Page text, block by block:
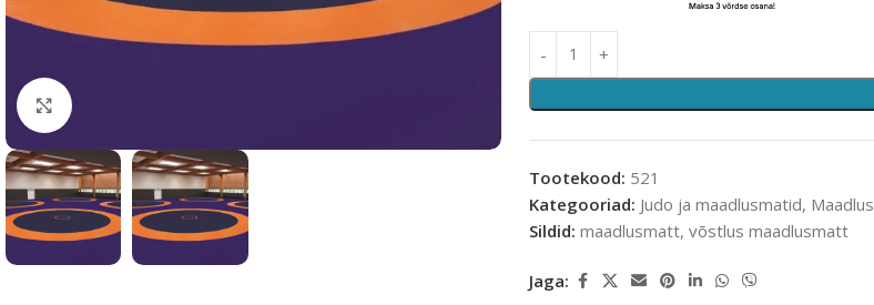
Tootekood: 521
Kategooriad: Judo ja maadlusmatid, Maadlus
Sildid: maadlusmatt, võstlus maadlusmatt
Jaga: